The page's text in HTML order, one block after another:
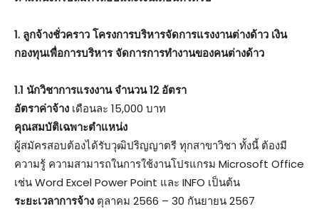
1. ลูกจ้างชั่วคราว โครงการบริหารจัดการแรงงานต่างด้าว เงิน
กองทุนเพื่อการบริหาร จัดการการทํางานของคนต่างด้าว
1.1 นักวิชาการแรงงาน จํานวน 12 อัตรา
อัตราค่าจ้าง เดือนละ 15,000 บาท
คุณสมบัติเฉพาะตําแหน่ง
ผู้สมัครสอบต้องได้รับวุฒิปริญญาตรี ทุกสาขาวิชา ทั้งนี้ ต้องมี
ความรู้ ความสามารถในการใช้งานโปรแกรม Microsoft Office
เช่น Word Excel Power Point และ INFO เป็นต้น
ระยะเวลาการจ้าง ตุลาคม 2566 – 30 กันยายน 2567